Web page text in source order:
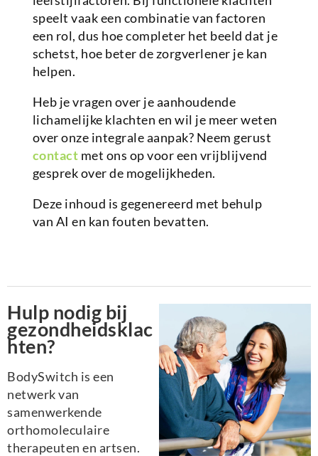
speelt vaak een combinatie van factoren
een rol, dus hoe completer het beeld dat je
schetst, hoe beter de zorgverlener je kan
helpen.
Heb je vragen over je aanhoudende
lichamelijke klachten en wil je meer weten
over onze integrale aanpak? Neem gerust
contact met ons op voor een vrijblijvend
gesprek over de mogelijkheden.
Deze inhoud is gegenereerd met behulp
van AI en kan fouten bevatten.
Hulp nodig bij
gezondheidsklac
hten?
BodySwitch is een
netwerk van
samenwerkende
orthomoleculaire
therapeuten en artsen.